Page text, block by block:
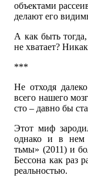
объектами
делают его
А как быть
не хватает?
***
Не отходя
всего нашего
сто – давно бы
Этот миф
однако и в нем
тьмы» (2011) и
Бессона как раз
реальностью.